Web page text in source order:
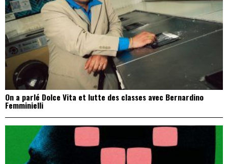
On a parlé Dolce Vita et lutte des classes avec Bernardino
Femminielli